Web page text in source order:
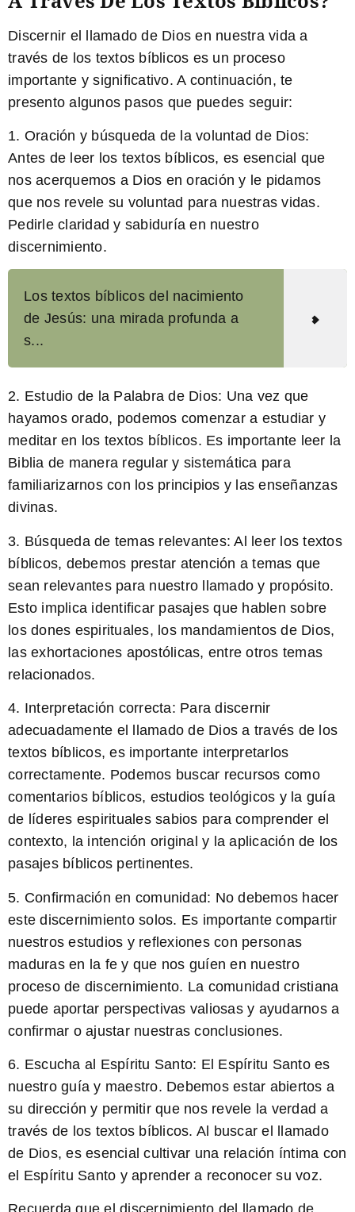
Discernir el llamado de Dios en nuestra vida a
través de los textos bíblicos es un proceso
importante y significativo. A continuación, te
presento algunos pasos que puedes seguir:
1. Oración y búsqueda de la voluntad de Dios:
Antes de leer los textos bíblicos, es esencial que
nos acerquemos a Dios en oración y le pidamos
que nos revele su voluntad para nuestras vidas.
Pedirle claridad y sabiduría en nuestro
discernimiento.
Los textos bíblicos del nacimiento
de Jesús: una mirada profunda a
s...
2. Estudio de la Palabra de Dios: Una vez que
hayamos orado, podemos comenzar a estudiar y
meditar en los textos bíblicos. Es importante leer la
Biblia de manera regular y sistemática para
familiarizarnos con los principios y las enseñanzas
divinas.
3. Búsqueda de temas relevantes: Al leer los textos
bíblicos, debemos prestar atención a temas que
sean relevantes para nuestro llamado y propósito.
Esto implica identificar pasajes que hablen sobre
los dones espirituales, los mandamientos de Dios,
las exhortaciones apostólicas, entre otros temas
relacionados.
4. Interpretación correcta: Para discernir
adecuadamente el llamado de Dios a través de los
textos bíblicos, es importante interpretarlos
correctamente. Podemos buscar recursos como
comentarios bíblicos, estudios teológicos y la guía
de líderes espirituales sabios para comprender el
contexto, la intención original y la aplicación de los
pasajes bíblicos pertinentes.
5. Confirmación en comunidad: No debemos hacer
este discernimiento solos. Es importante compartir
nuestros estudios y reflexiones con personas
maduras en la fe y que nos guíen en nuestro
proceso de discernimiento. La comunidad cristiana
puede aportar perspectivas valiosas y ayudarnos a
confirmar o ajustar nuestras conclusiones.
6. Escucha al Espíritu Santo: El Espíritu Santo es
nuestro guía y maestro. Debemos estar abiertos a
su dirección y permitir que nos revele la verdad a
través de los textos bíblicos. Al buscar el llamado
de Dios, es esencial cultivar una relación íntima con
el Espíritu Santo y aprender a reconocer su voz.